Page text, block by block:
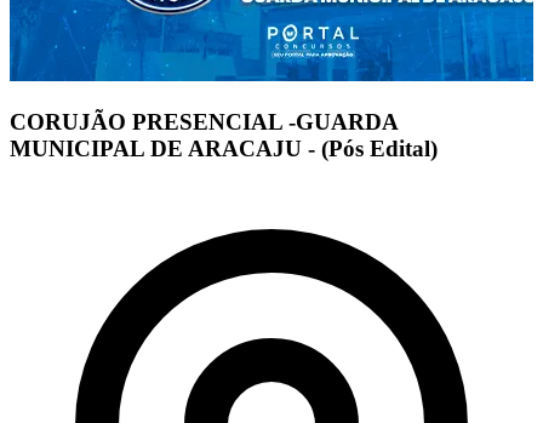
CORUJÃO PRESENCIAL -GUARDA
MUNICIPAL DE ARACAJU - (Pós Edital)